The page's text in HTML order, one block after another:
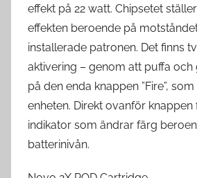
effekt på 22 watt. Chipsetet
effekten beroende på
installerade patronen. Det finns
aktivering – genom att puffa
på den enda knappen ”Fire”,
enheten. Direkt ovanför knappen
indikator som ändrar färg
batterinivån.